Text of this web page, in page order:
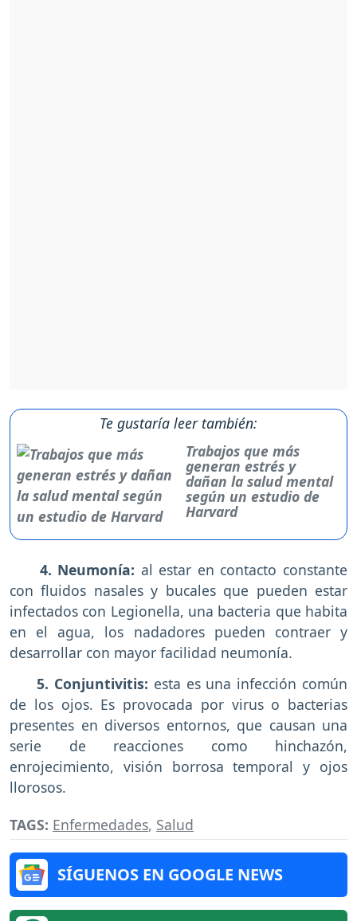
Te gustaría leer también:
Trabajos que más
generan estrés y
dañan la salud mental
según un estudio de
Harvard
4. Neumonía: al estar en contacto constante
con fluidos nasales y bucales que pueden estar
infectados con Legionella, una bacteria que habita
en el agua, los nadadores pueden contraer y
desarrollar con mayor facilidad neumonía.
5. Conjuntivitis: esta es una infección común
de los ojos. Es provocada por virus o bacterias
presentes en diversos entornos, que causan una
serie de reacciones como hinchazón,
enrojecimiento, visión borrosa temporal y ojos
llorosos.
TAGS: Enfermedades, Salud
SÍGUENOS EN GOOGLE NEWS